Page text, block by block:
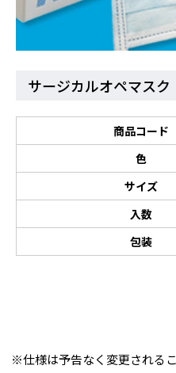
サージカルオペマスク
商品コード
色
サイズ
入数
包装
※仕様は予告なく変更される